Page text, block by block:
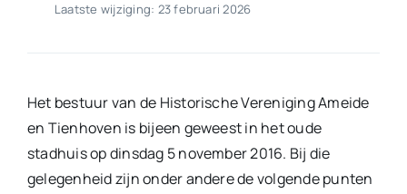
Laatste wijziging: 23 februari 2026
Het bestuur van de Historische Vereniging Ameide
en Tienhoven is bijeen geweest in het oude
stadhuis op dinsdag 5 november 2016. Bij die
gelegenheid zijn onder andere de volgende punten